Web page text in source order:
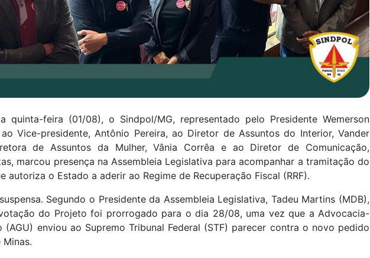
quinta-feira (01/08), o Sindpol/MG, representado pelo Presidente Wemerson
Vice-presidente, Antônio Pereira, ao Diretor de Assuntos do Interior, Vander
de Assuntos da Mulher, Vânia Corrêa e ao Diretor de Comunicação,
marcou presença na Assembleia Legislativa para acompanhar a tramitação do
autoriza o Estado a aderir ao Regime de Recuperação Fiscal (RRF).
Segundo o Presidente da Assembleia Legislativa, Tadeu Martins (MDB),
do Projeto foi prorrogado para o dia 28/08, uma vez que a Advocacia-
(AGU) enviou ao Supremo Tribunal Federal (STF) parecer contra o novo pedido